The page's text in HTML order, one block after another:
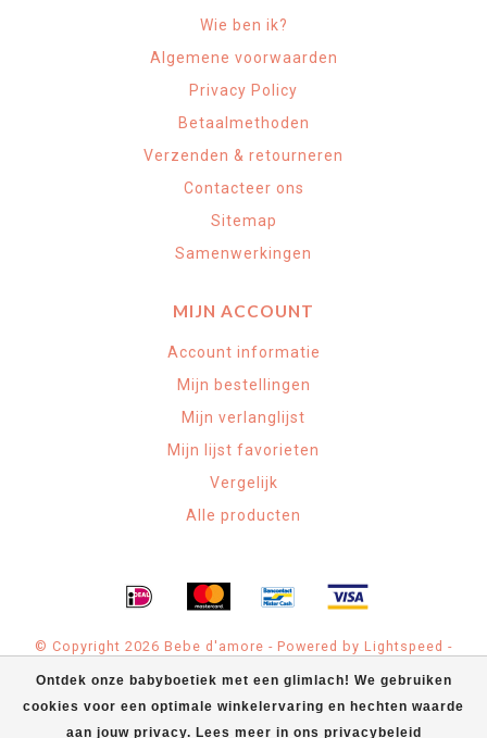
Ontdek onze babyboetiek met een glimlach! We gebruiken
cookies voor een optimale winkelervaring en hechten waarde
aan jouw privacy. Lees meer in ons privacybeleid
Wie ben ik?
Algemene voorwaarden
Privacy Policy
Betaalmethoden
Verzenden & retourneren
Contacteer ons
Sitemap
Samenwerkingen
MIJN ACCOUNT
Account informatie
Mijn bestellingen
Mijn verlanglijst
Mijn lijst favorieten
Vergelijk
Alle producten
© Copyright 2026 Bebe d'amore - Powered by Lightspeed -
Bebe d'amore Babyspeciaalzaak scores a 4.9 /5out of71
klantbeoordelingen at